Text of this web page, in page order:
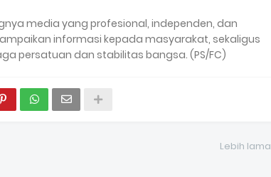
media yang profesional, independen, dan
informasi kepada masyarakat, sekaligus
persatuan dan stabilitas bangsa. (PS/FC)
Lebih lama